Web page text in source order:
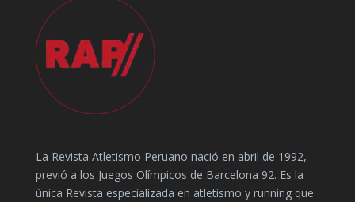
La Revista Atletismo Peruano nació en abril de 1992,
previó a los Juegos Olímpicos de Barcelona 92. Es la
única Revista especializada en atletismo y running que